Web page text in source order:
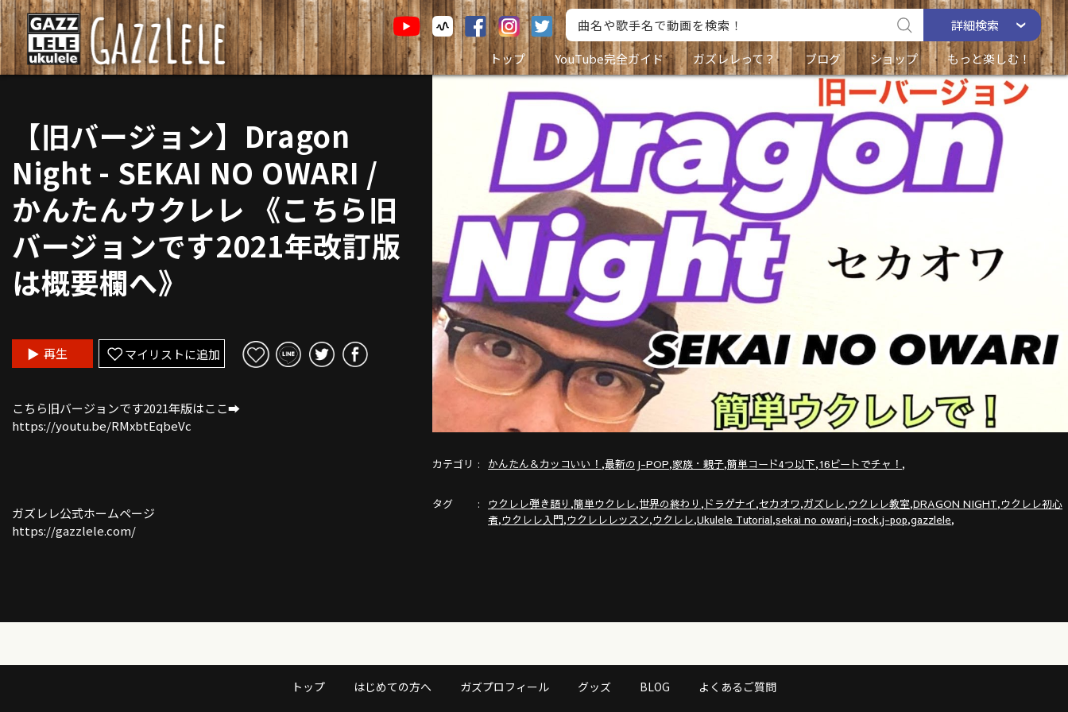
詳細検索
トップ
YouTube完全ガイド ガズレレって？ ブログ ショップ もっと楽しむ！
カテゴリ かんたん＆カッコいい！ ,最新のJ-POP,家族・親子,簡単コード4つ以下,16ビートでチャ！ ,
タグ ウクレレ弾き語り ,簡単ウクレレ,世界の終わり , ドラゲナイ,セカオワ,ガズレレ,ウクレレ教室,DRAGON NIGHT,ウクレレ初心
者,ウクレレ入門,ウクレレレッスン,ウクレレ,Ukulele Tutorial,sekai no owari,j-rock,j-pop,gazzlele,
【旧バージョン】Dragon
Night - SEKAI NO OWARI /
かんたんウクレレ 《こちら旧
バージョンです2021年改訂版
は概要欄へ》
再生 マイリストに追加
こちら旧バージョンです2021年版はここ➡︎
https://youtu.be/RMxbtEqbeVc
ガズレレ公式ホームページ
https://gazzlele.com/
トップ はじめての方へ ガズプロフィール グッズ BLOG よくあるご質問